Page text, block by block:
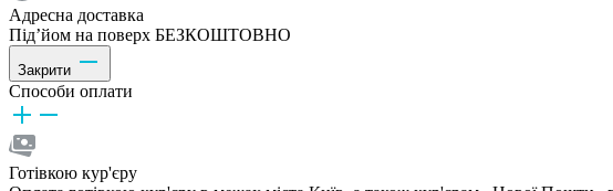
Адресна доставка
Під’йом на поверх БЕЗКОШТОВНО
Закрити
Способи оплати
Готівкою кур'єру